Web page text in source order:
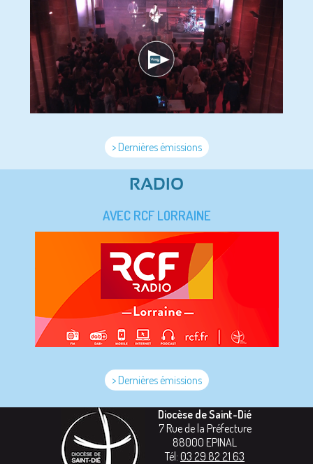
> Dernières émissions
RADIO
AVEC RCF LORRAINE
> Dernières émissions
Diocèse de Saint-Dié
7 Rue de la Préfecture
88000 EPINAL
Tél: 03 29 82 21 63